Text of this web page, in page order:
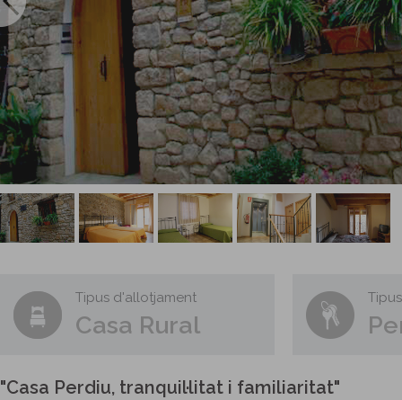
Tipus d'allotjament
Casa Rural
"Casa Perdiu, tranquil·litat i familiaritat"